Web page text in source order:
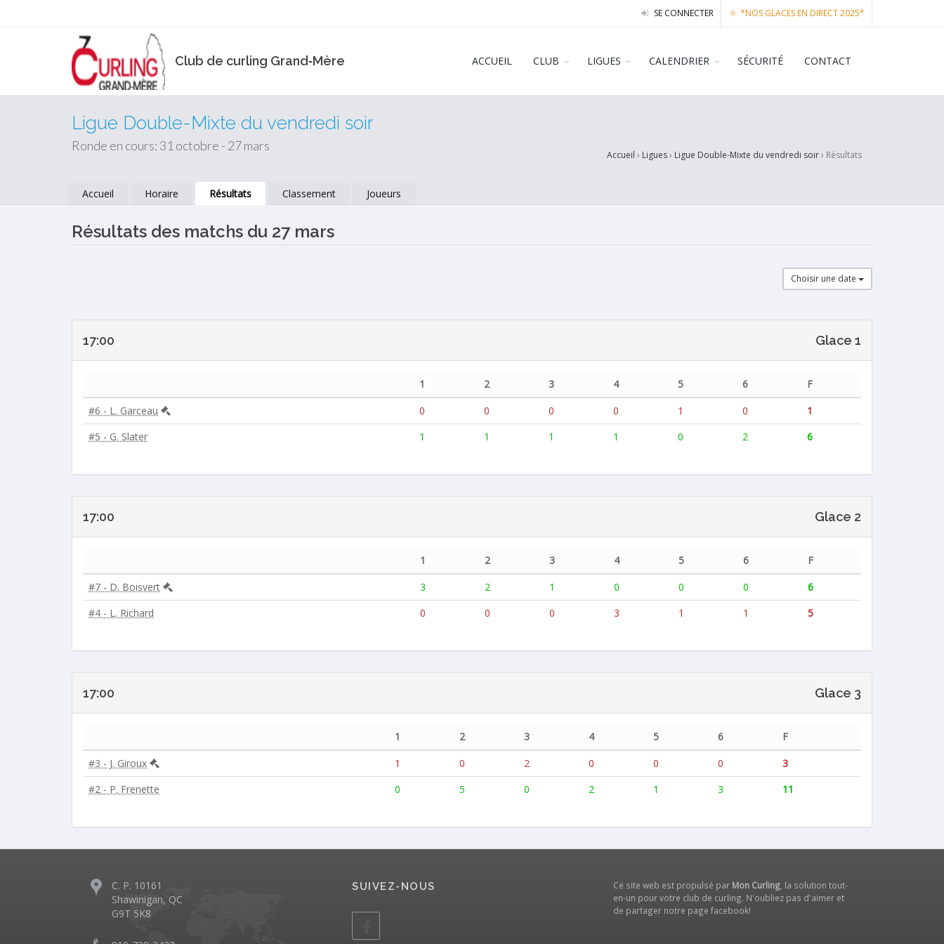
SE CONNECTER *NOS GLACES EN DIRECT 2025*
Club de curling Grand‑Mère ACCUEIL CLUB LIGUES CALENDRIER SÉCURITÉ CONTACT
Ligue Double-Mixte du vendredi soir
Ronde en cours: 31 octobre - 27 mars
Accueil › Ligues› Ligue Double-Mixte du vendredi soir› Résultats
Accueil Horaire Résultats Classement Joueurs
Résultats des matchs du 27 mars
Choisir une date
17:00 Glace 1
1 2 3 4 5 6
F
#6 - L. Garceau
0 0 0 0 1 0
1
#5 - G. Slater
1 1 1 1 0 2 6
17:00 Glace 2
1 2 3 4 5 6
F
#7 - D. Boisvert
3 2 1 0 0 0
6
#4 - L. Richard
0 0 0 3 1 1 5
17:00 Glace 3
1 2 3 4 5 6
F
#3 - J. Giroux
1 0 2 0 0 0
3
#2 - P. Frenette
0 5 0 2 1 3 11
C. P. 10161
Shawinigan, QC
G9T 5K8
SUIVEZ-NOUS Ce site web est propulsé par Mon Curling , la solution tout-
en-un pour votre club de curling. N'oubliez pas d'aimer et
de partager notre page facebook!